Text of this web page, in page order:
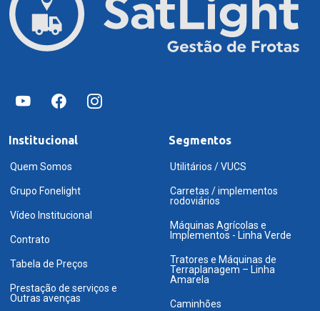
Institucional
Quem Somos
Grupo Fonelight
Vídeo Institucional
Contrato
Tabela de Preços
Prestação de serviços e
Outras avenças
Segmentos
Utilitários / VUCS
Carretas / implementos
rodoviários
Máquinas Agrícolas e
Implementos - Linha Verde
Tratores e Máquinas de
Terraplanagem – Linha
Amarela
Caminhões